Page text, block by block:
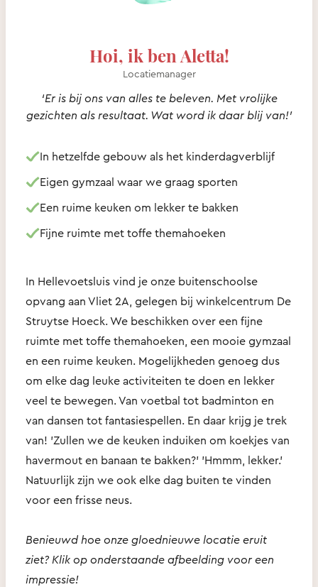
Hoi, ik ben Aletta!
Locatiemanager
‘Er is bij ons van alles te beleven. Met vrolijke
gezichten als resultaat. Wat word ik daar blij van!’
In hetzelfde gebouw als het kinderdagverblijf
Eigen gymzaal waar we graag sporten
Een ruime keuken om lekker te bakken
Fijne ruimte met toffe themahoeken
In Hellevoetsluis vind je onze buitenschoolse
opvang aan Vliet 2A, gelegen bij winkelcentrum De
Struytse Hoeck. We beschikken over een fijne
ruimte met toffe themahoeken, een mooie gymzaal
en een ruime keuken. Mogelijkheden genoeg dus
om elke dag leuke activiteiten te doen en lekker
veel te bewegen. Van voetbal tot badminton en
van dansen tot fantasiespellen. En daar krijg je trek
van! 'Zullen we de keuken induiken om koekjes van
havermout en banaan te bakken?' 'Hmmm, lekker.'
Natuurlijk zijn we ook elke dag buiten te vinden
voor een frisse neus.
Benieuwd hoe onze gloednieuwe locatie eruit
ziet? Klik op onderstaande afbeelding voor een
impressie!